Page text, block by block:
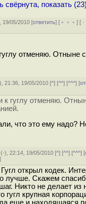
свёрнута, показать (23)
19/05/2010 [ответить] [ ﹢﹢﹢] [
отменяю. Отныне
), 21:36, 19/05/2010 [^] [^^] [^^^] [
к гуглу отменяю.
что это ему надо?
(-), 22:14, 19/05/2010 [^] [^^] [^^^] [
]
открыл кодек.
лучше. Скажем
Никто не делает из
гугл крупная